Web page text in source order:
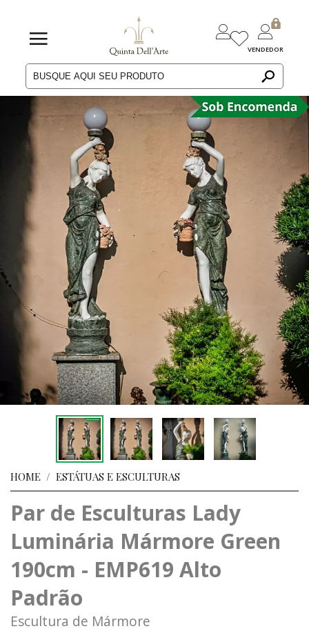
VENDEDOR
HOME / ESTÁTUAS E ESCULTURAS
Par de Esculturas Lady
Luminária Mármore Green
190cm - EMP619 Alto
Padrão
Escultura de Mármore